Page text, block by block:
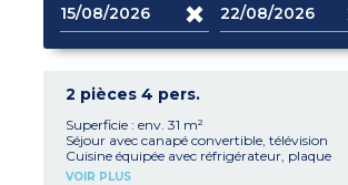
2 pièces 4 pers.
Superficie : env. 31 m²
Séjour avec canapé convertible, télévision
Cuisine équipée avec réfrigérateur, plaque
cuisson 4 feux, lave-vaisselle, cafetière à
VOIR PLUS